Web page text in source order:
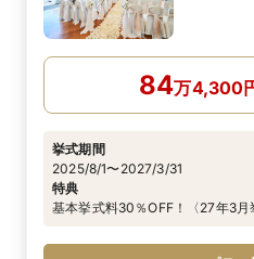
84万4,300
挙式期間
2025/8/1〜2027/3/31
特典
基本挙式料30％OFF！〈27年3月